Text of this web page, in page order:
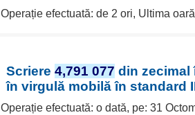
Operație efectuată: de 2 ori, Ultima
Scriere 4,791 077 din zecimal
în virgulă mobilă în standard
Operație efectuată: o dată, pe: 31